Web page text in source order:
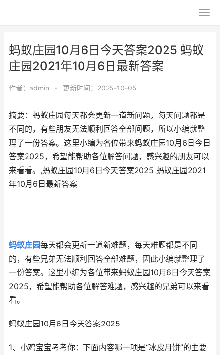
蚂蚁庄园10月6日今天答案2025 蚂蚁
庄园2021年10月6日最新答案
作者： admin • 更新时间：2025-10-05
摘要：蚂蚁庄园每天都会更新一道新问题，每天问题都是
不同的，有些朋友无法顺利回答全部问题，所以小编就整
理了一份答案。这里小编为各位带来蚂蚁庄园10月6日今日
答案2025，希望能帮助各位解答问题，感兴趣的朋友可以
来看看。,蚂蚁庄园10月6日今天答案2025 蚂蚁庄园2021
年10月6日最新答案
蚂蚁庄园每天都会更新一道新难题，每天难题都是不同
的，有些兄弟无法顺利回答全部难题，因此小编就整理了
一份答案。这里小编为各位带来蚂蚁庄园10月6日今天答案
2025，希望能帮助各位解答难题，感兴趣的兄弟可以来看
看。
蚂蚁庄园10月6日今天答案2025
1、小鸡宝宝考考你：下面内容哪一项是“冰皮月饼”的主要